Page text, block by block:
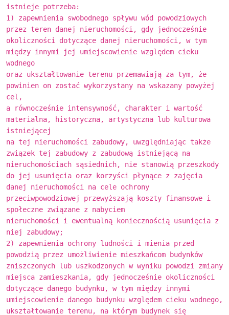
istnieje potrzeba:
1) zapewnienia swobodnego spływu wód powodziowych
przez teren danej nieruchomości, gdy jednocześnie
okoliczności dotyczące danej nieruchomości, w tym
między innymi jej umiejscowienie względem cieku
wodnego
oraz ukształtowanie terenu przemawiają za tym, że
powinien on zostać wykorzystany na wskazany powyżej
cel,
a równocześnie intensywność, charakter i wartość
materialna, historyczna, artystyczna lub kulturowa
istniejącej
na tej nieruchomości zabudowy, uwzględniając także
związek tej zabudowy z zabudową istniejącą na
nieruchomościach sąsiednich, nie stanowią przeszkody
do jej usunięcia oraz korzyści płynące z zajęcia
danej nieruchomości na cele ochrony
przeciwpowodziowej przewyższają koszty finansowe i
społeczne związane z nabyciem
nieruchomości i ewentualną koniecznością usunięcia z
niej zabudowy;
2) zapewnienia ochrony ludności i mienia przed
powodzią przez umożliwienie mieszkańcom budynków
zniszczonych lub uszkodzonych w wyniku powodzi zmiany
miejsca zamieszkania, gdy jednocześnie okoliczności
dotyczące danego budynku, w tym między innymi
umiejscowienie danego budynku względem cieku wodnego,
ukształtowanie terenu, na którym budynek się